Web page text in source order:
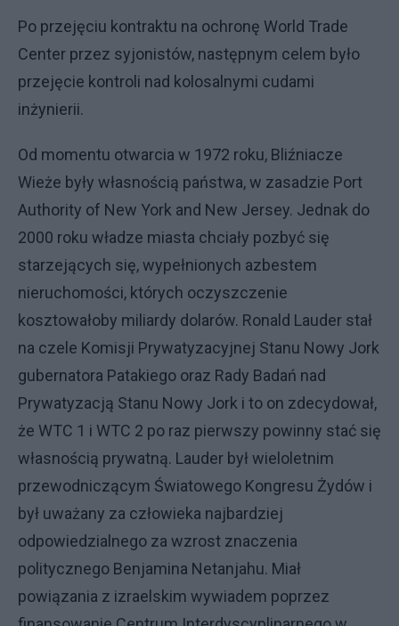
Po przejęciu kontraktu na ochronę World Trade
Center przez syjonistów, następnym celem było
przejęcie kontroli nad kolosalnymi cudami
inżynierii.
Od momentu otwarcia w 1972 roku, Bliźniacze
Wieże były własnością państwa, w zasadzie Port
Authority of New York and New Jersey. Jednak do
2000 roku władze miasta chciały pozbyć się
starzejących się, wypełnionych azbestem
nieruchomości, których oczyszczenie
kosztowałoby miliardy dolarów. Ronald Lauder stał
na czele Komisji Prywatyzacyjnej Stanu Nowy Jork
gubernatora Patakiego oraz Rady Badań nad
Prywatyzacją Stanu Nowy Jork i to on zdecydował,
że WTC 1 i WTC 2 po raz pierwszy powinny stać się
własnością prywatną. Lauder był wieloletnim
przewodniczącym Światowego Kongresu Żydów i
był uważany za człowieka najbardziej
odpowiedzialnego za wzrost znaczenia
politycznego Benjamina Netanjahu. Miał
powiązania z izraelskim wywiadem poprzez